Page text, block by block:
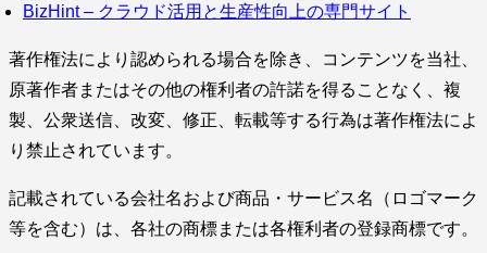
BizHint – クラウド活用と生産性向上の専門サイト
著作権法により認められる場合を除き、コンテンツを当社、
原著作者またはその他の権利者の許諾を得ることなく、複
製、公衆送信、改変、修正、転載等する行為は著作権法によ
り禁止されています。
記載されている会社名および商品・サービス名（ロゴマーク
等を含む）は、各社の商標または各権利者の登録商標です。